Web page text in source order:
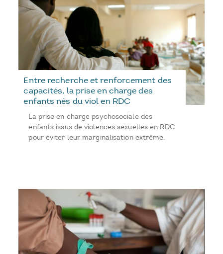
Entre recherche et renforcement des
capacités, la prise en charge des
enfants nés du viol en RDC
La prise en charge psychosociale des
enfants issus de violences sexuelles en RDC
pour éviter leur marginalisation extrême.